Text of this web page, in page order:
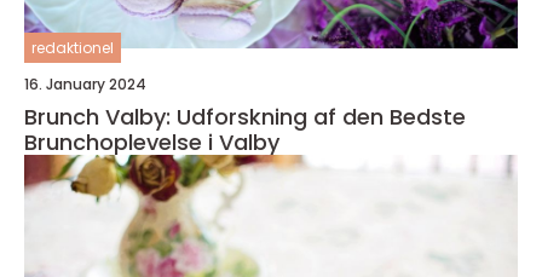
redaktionel
16. January 2024
Brunch Valby: Udforskning af den Bedste
Brunchoplevelse i Valby